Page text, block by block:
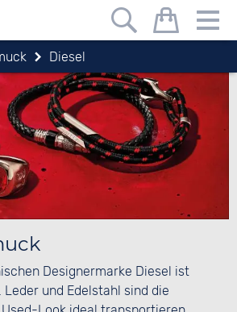
Diesel
Designermarke Diesel ist
und Edelstahl sind die